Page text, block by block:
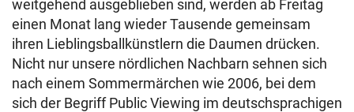
weitgehend ausgeblieben sind, werden ab Freitag
einen Monat lang wieder Tausende gemeinsam
ihren Lieblingsballkünstlern die Daumen drücken.
Nicht nur unsere nördlichen Nachbarn sehnen sich
nach einem Sommermärchen wie 2006, bei dem
sich der Begriff Public Viewing im deutschsprachigen